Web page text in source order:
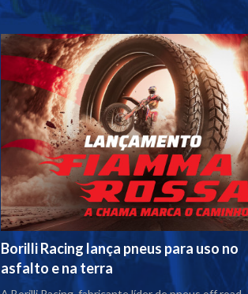
Borilli Racing lança pneus para uso no
asfalto e na terra